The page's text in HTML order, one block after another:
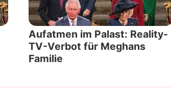
Aufatmen im Palast: Reality-
TV-Verbot für Meghans
Familie